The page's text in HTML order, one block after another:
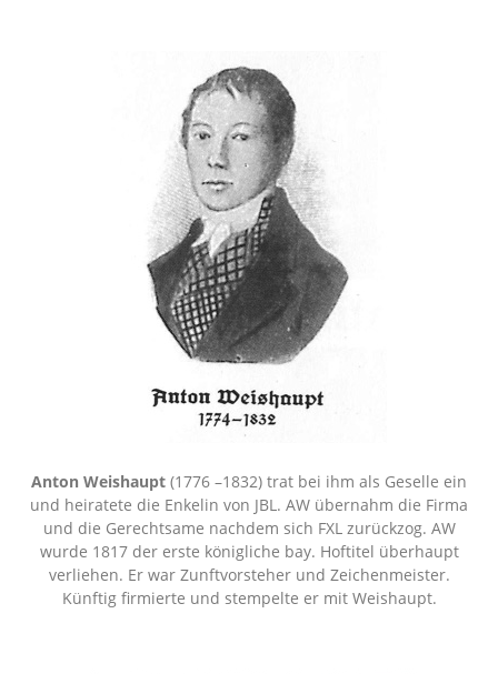
Anton Weishaupt (1776 –1832) trat bei ihm als Geselle ein
und heiratete die Enkelin von JBL. AW übernahm die Firma
und die Gerechtsame nachdem sich FXL zurückzog. AW
wurde 1817 der erste königliche bay. Hoftitel überhaupt
verliehen. Er war Zunftvorsteher und Zeichenmeister.
Künftig firmierte und stempelte er mit Weishaupt.